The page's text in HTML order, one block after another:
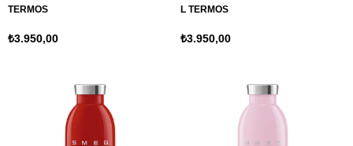
TERMOS
₺3.950,00
L TERMOS
₺3.950,00